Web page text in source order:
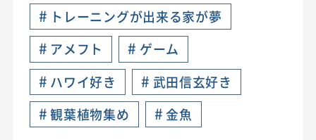
# トレーニングが出来る家が夢
# アメフト # ゲーム
# ハワイ好き # 武田信玄好き
# 観葉植物集め # 金魚